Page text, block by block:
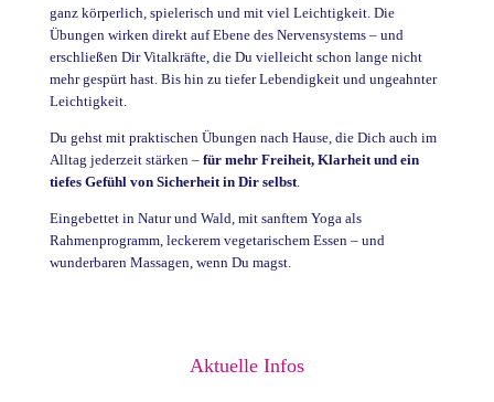
ganz körperlich, spielerisch und mit viel Leichtigkeit. Die
Übungen wirken direkt auf Ebene des Nervensystems – und
erschließen Dir Vitalkräfte, die Du vielleicht schon lange nicht
mehr gespürt hast. Bis hin zu tiefer Lebendigkeit und ungeahnter
Leichtigkeit.
Du gehst mit praktischen Übungen nach Hause, die Dich auch im
Alltag jederzeit stärken – für mehr Freiheit, Klarheit und ein
tiefes Gefühl von Sicherheit in Dir selbst.
Eingebettet in Natur und Wald, mit sanftem Yoga als
Rahmenprogramm, leckerem vegetarischem Essen – und
wunderbaren Massagen, wenn Du magst.
Aktuelle Infos